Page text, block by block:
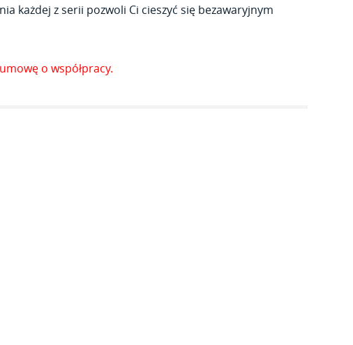
każdej z serii pozwoli Ci cieszyć się bezawaryjnym
o współpracy.